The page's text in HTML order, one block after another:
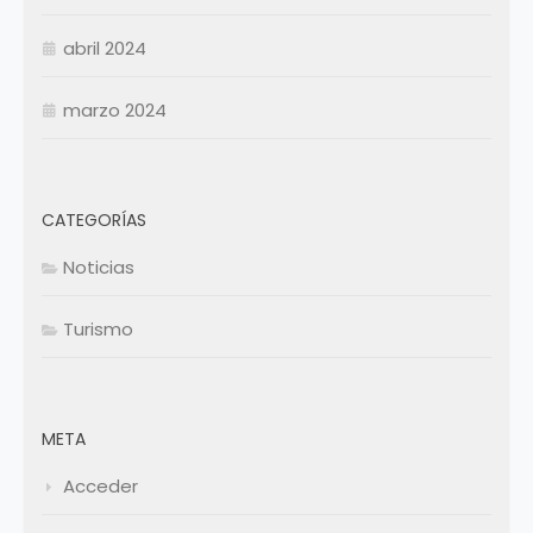
abril 2024
marzo 2024
CATEGORÍAS
Noticias
Turismo
META
Acceder